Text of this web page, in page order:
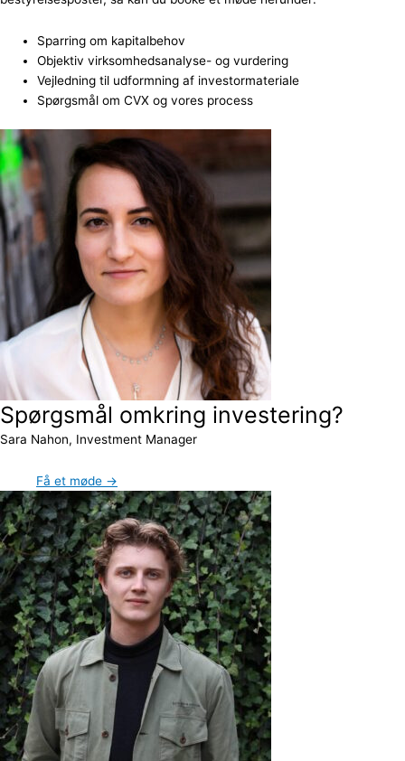
Sparring om kapitalbehov
Objektiv virksomhedsanalyse- og vurdering
Vejledning til udformning af investormateriale
Spørgsmål om CVX og vores process
Spørgsmål omkring investering?
Sara Nahon, Investment Manager
Få et møde →